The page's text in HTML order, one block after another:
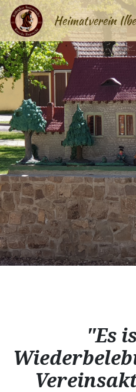
Heimatverein
"Es